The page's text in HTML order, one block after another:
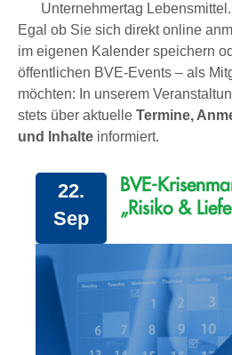
Unternehmertag Lebensmittel.
Egal ob Sie sich direkt online
im eigenen Kalender speichern
öffentlichen BVE-Events – als
möchten: In unserem
stets über aktuelle Termine,
und Inhalte informiert.
22.
Sep
BVE-
„Risiko &